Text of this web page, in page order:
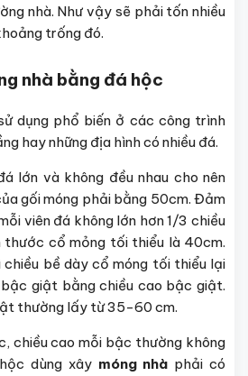
nhà. Như vậy sẽ phải tốn nhiều
trống đó.
nhà bằng đá hộc
dụng phổ biến ở các công trình
hay những địa hình có nhiều đá.
lớn và không đều nhau cho nên
gối móng phải bằng 50cm. Đảm
viên đá không lớn hơn 1/3 chiều
thước cổ mỏng tối thiểu là 40cm.
bề dày cổ móng tối thiểu lại
giật bằng chiều cao bậc giật.
thường lấy từ 35-60 cm.
chiều cao mỗi bậc thường không
dùng xây móng nhà phải có